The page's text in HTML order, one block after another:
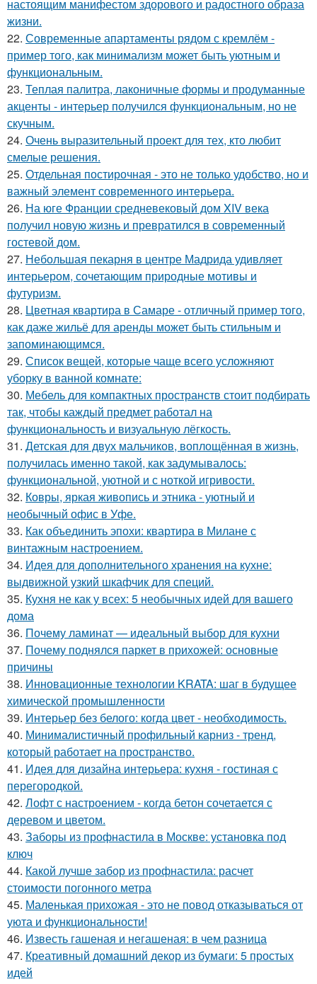
настоящим манифестом здорового и радостного образа
жизни.
22. Современные апартаменты рядом с кремлём -
пример того, как минимализм может быть уютным и
функциональным.
23. Теплая палитра, лаконичные формы и продуманные
акценты - интерьер получился функциональным, но не
скучным.
24. Очень выразительный проект для тех, кто любит
смелые решения.
25. Отдельная постирочная - это не только удобство, но и
важный элемент современного интерьера.
26. На юге Франции средневековый дом XIV века
получил новую жизнь и превратился в современный
гостевой дом.
27. Небольшая пекарня в центре Мадрида удивляет
интерьером, сочетающим природные мотивы и
футуризм.
28. Цветная квартира в Самаре - отличный пример того,
как даже жильё для аренды может быть стильным и
запоминающимся.
29. Список вещей, которые чаще всего усложняют
уборку в ванной комнате:
30. Мебель для компактных пространств стоит подбирать
так, чтобы каждый предмет работал на
функциональность и визуальную лёгкость.
31. Детская для двух мальчиков, воплощённая в жизнь,
получилась именно такой, как задумывалось:
функциональной, уютной и с ноткой игривости.
32. Ковры, яркая живопись и этника - уютный и
необычный офис в Уфе.
33. Как объединить эпохи: квартира в Милане с
винтажным настроением.
34. Идея для дополнительного хранения на кухне:
выдвижной узкий шкафчик для специй.
35. Кухня не как у всех: 5 необычных идей для вашего
дома
36. Почему ламинат — идеальный выбор для кухни
37. Почему поднялся паркет в прихожей: основные
причины
38. Инновационные технологии KRATA: шаг в будущее
химической промышленности
39. Интерьер без белого: когда цвет - необходимость.
40. Минималистичный профильный карниз - тренд,
который работает на пространство.
41. Идея для дизайна интерьера: кухня - гостиная с
перегородкой.
42. Лофт с настроением - когда бетон сочетается с
деревом и цветом.
43. Заборы из профнастила в Москве: установка под
ключ
44. Какой лучше забор из профнастила: расчет
стоимости погонного метра
45. Маленькая прихожая - это не повод отказываться от
уюта и функциональности!
46. Известь гашеная и негашеная: в чем разница
47. Креативный домашний декор из бумаги: 5 простых
идей